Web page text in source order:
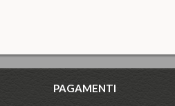
PAGAMENTI